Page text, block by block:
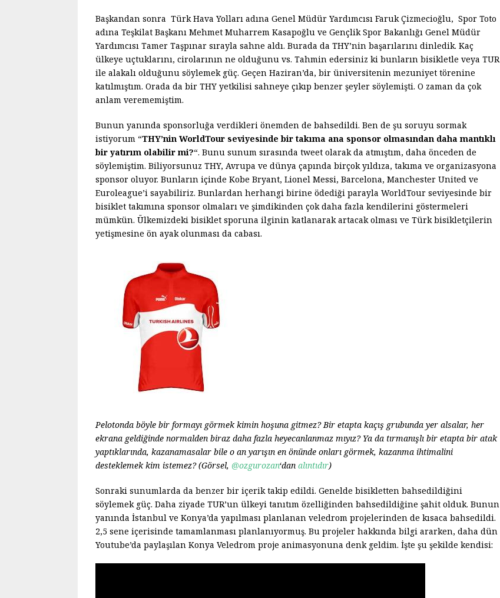
Başkandan sonra Türk Hava Yolları adına Genel Müdür Yardımcısı Faruk Çizmecioğlu, Spor Toto
adına Teşkilat Başkanı Mehmet Muharrem Kasapoğlu ve Gençlik Spor Bakanlığı Genel Müdür
Yardımcısı Tamer Taşpınar sırayla sahne aldı. Burada da THY’nin başarılarını dinledik. Kaç
ülkeye uçtuklarını, cirolarının ne olduğunu vs. Tahmin edersiniz ki bunların bisikletle veya TUR
ile alakalı olduğunu söylemek güç. Geçen Haziran’da, bir üniversitenin mezuniyet törenine
katılmıştım. Orada da bir THY yetkilisi sahneye çıkıp benzer şeyler söylemişti. O zaman da çok
anlam verememiştim.
Bunun yanında sponsorluğa verdikleri önemden de bahsedildi. Ben de şu soruyu sormak
istiyorum “THY’nin WorldTour seviyesinde bir takıma ana sponsor olmasından daha mantıklı
bir yatırım olabilir mi?“. Bunu sunum sırasında tweet olarak da atmıştım, daha önceden de
söylemiştim. Biliyorsunuz THY, Avrupa ve dünya çapında birçok yıldıza, takıma ve organizasyona
sponsor oluyor. Bunların içinde Kobe Bryant, Lionel Messi, Barcelona, Manchester United ve
Euroleague’i sayabiliriz. Bunlardan herhangi birine ödediği parayla WorldTour seviyesinde bir
bisiklet takımına sponsor olmaları ve şimdikinden çok daha fazla kendilerini göstermeleri
mümkün. Ülkemizdeki bisiklet sporuna ilginin katlanarak artacak olması ve Türk bisikletçilerin
yetişmesine ön ayak olunması da cabası.
Pelotonda böyle bir formayı görmek kimin hoşuna gitmez? Bir etapta kaçış grubunda yer alsalar, her
ekrana geldiğinde normalden biraz daha fazla heyecanlanmaz mıyız? Ya da tırmanışlı bir etapta bir atak
yaptıklarında, kazanamasalar bile o an yarışın en önünde onları görmek, kazanma ihtimalini
desteklemek kim istemez? (Görsel, @ozgurozan‘dan alıntıdır)
Sonraki sunumlarda da benzer bir içerik takip edildi. Genelde bisikletten bahsedildiğini
söylemek güç. Daha ziyade TUR’un ülkeyi tanıtım özelliğinden bahsedildiğine şahit olduk. Bunun
yanında İstanbul ve Konya’da yapılması planlanan veledrom projelerinden de kısaca bahsedildi.
2,5 sene içerisinde tamamlanması planlanıyormuş. Bu projeler hakkında bilgi ararken, daha dün
Youtube’da paylaşılan Konya Veledrom proje animasyonuna denk geldim. İşte şu şekilde kendisi: